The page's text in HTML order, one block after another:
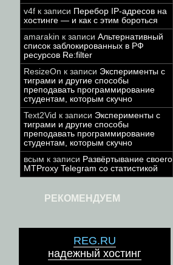
v4f к записи Перебор IP-адресов на
хостинге — и как с этим бороться
amarakin к записи Альтернативный
список заблокированных в РФ
ресурсов Re:filter
ResizeOn к записи Эксперименты с
тиграми и другие способы
преподавать программирование
студентам, которым скучно
Text2Vid к записи Эксперименты с
тиграми и другие способы
преподавать программирование
студентам, которым скучно
всым к записи Развёртывание своего
MTProxy Telegram со статистикой
РЕКОМЕНДУЕМ
REG.RU
надежный хостинг